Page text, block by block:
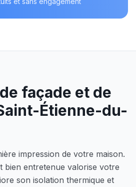
façade et de
Étienne-du-
impression de votre maison.
bien entretenue valorise votre
son isolation thermique et